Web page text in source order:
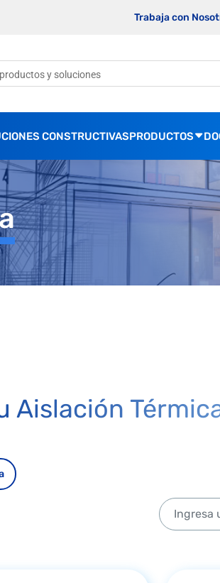
Trabaja con
CONSTRUCTIVASPRODUCTOS
Aislación